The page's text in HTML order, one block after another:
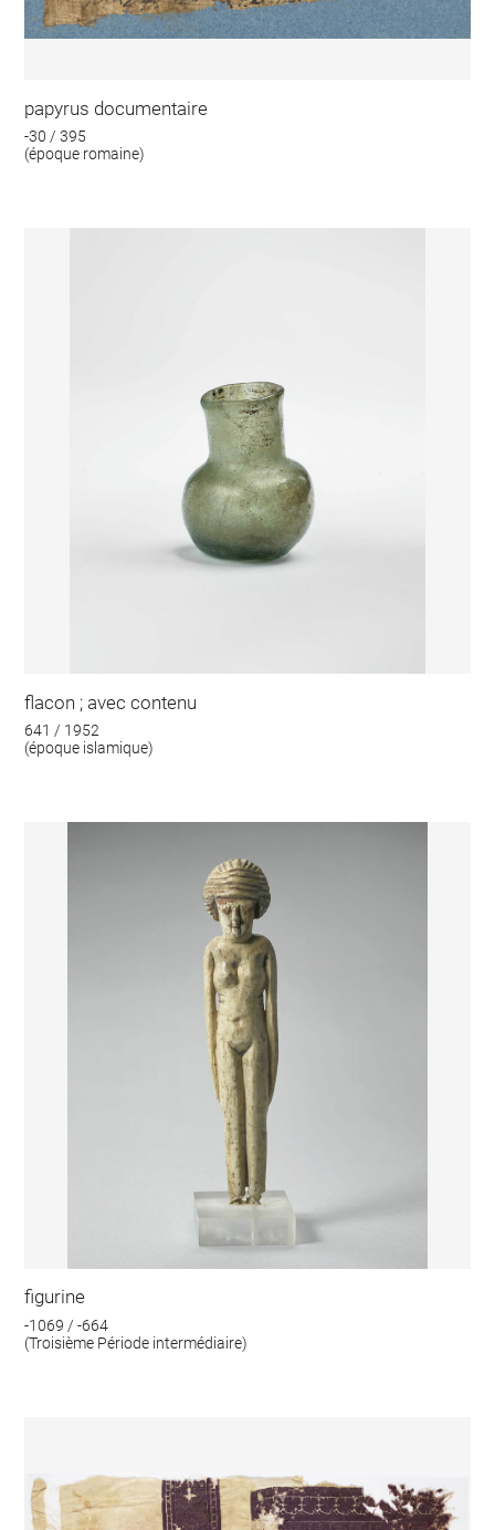
papyrus documentaire
-30 / 395
(époque romaine)
flacon ; avec contenu
641 / 1952
(époque islamique)
figurine
-1069 / -664
(Troisième Période intermédiaire)